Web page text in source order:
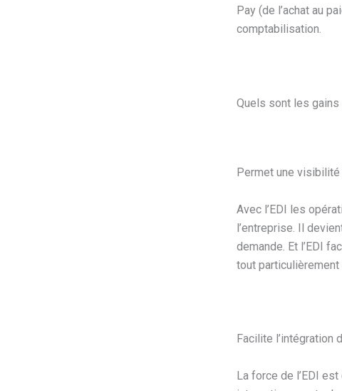
Pay (de l’achat au
comptabilisation.
Quels sont les gains
Permet une visibilité
Avec l’EDI les
l’entreprise. Il
demande. Et l’EDI
tout particulièrement
Facilite l’intégration
La force de l’EDI